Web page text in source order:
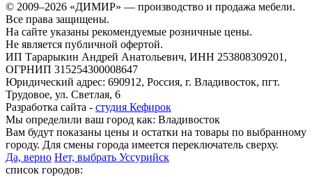
© 2009–2026 «ДИМИР» — производство и продажа мебели.
Все права защищены.
На сайте указаны рекомендуемые розничные цены.
Не является публичной офертой.
ИП Тарарыкин Андрей Анатольевич, ИНН 253808309201,
ОГРНИП 315254300008647
Юридический адрес: 690912, Россия, г. Владивосток, пгт.
Трудовое, ул. Светлая, 6
Разработка сайта - студия Кефирок
Мы определили ваш город как: Владивосток
Вам будут показаны цены и остатки на товары по выбранному
городу. Для смены города имеется переключатель сверху.
Да, верно Нет, выбрать Уссурийск
список городов: